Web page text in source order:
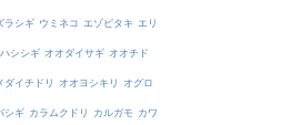
ラシギ ウミネコ エゾビタキ エリ
シシギ オオダイサギ オオチド
ダイチドリ オオヨシキリ オグロ
シギ カラムクドリ カルガモ カワ